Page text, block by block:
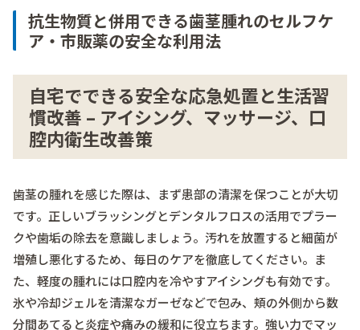
抗生物質と併用できる歯茎腫れのセルフケ
ア・市販薬の安全な利用法
自宅でできる安全な応急処置と生活習
慣改善 – アイシング、マッサージ、口
腔内衛生改善策
歯茎の腫れを感じた際は、まず患部の清潔を保つことが大切
です。正しいブラッシングとデンタルフロスの活用でプラー
クや歯垢の除去を意識しましょう。汚れを放置すると細菌が
増殖し悪化するため、毎日のケアを徹底してください。ま
た、軽度の腫れには口腔内を冷やすアイシングも有効です。
氷や冷却ジェルを清潔なガーゼなどで包み、頬の外側から数
分間あてると炎症や痛みの緩和に役立ちます。強い力でマッ